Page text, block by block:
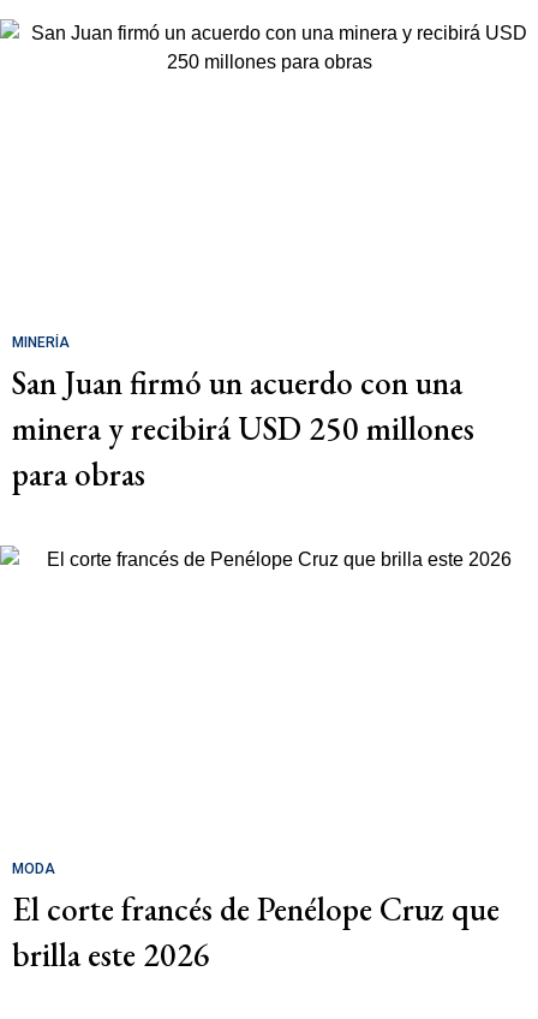
MINERÍA
San Juan firmó un acuerdo con una
minera y recibirá USD 250 millones
para obras
MODA
El corte francés de Penélope Cruz que
brilla este 2026